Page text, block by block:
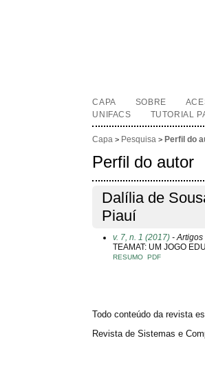
CAPA SOBRE
UNIFACS
TUTORIAL
Capa > Pesquisa > Perfil do
Perfil do autor
Dalília de
Piauí
v. 7, n. 1 (2017) - Artigos
TEAMAT: UM JOGO
RESUMO PDF
Todo conteúdo da revista
Revista de Sistemas e